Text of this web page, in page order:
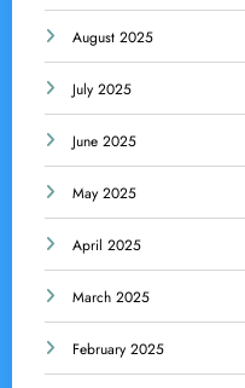
August 2025
July 2025
June 2025
May 2025
April 2025
March 2025
February 2025